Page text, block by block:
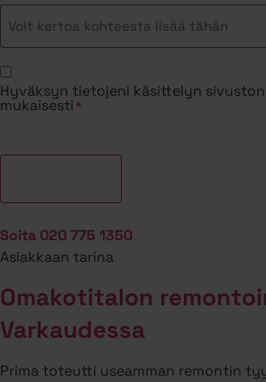
Suostumus
*
Hyväksyn tietojeni käsittelyn
mukaisesti *
Soita 020 775 1350
Asiakkaan tarina
Omakotitalon
Varkaudessa
Prima toteutti useamman remontin